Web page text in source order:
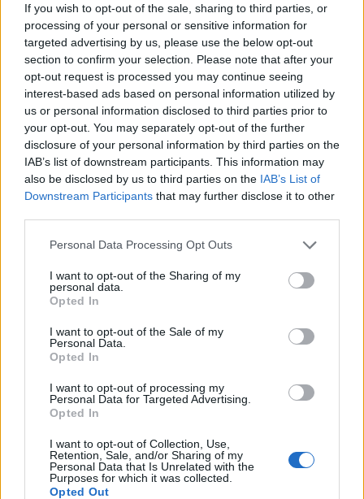
If you wish to opt-out of the sale, sharing to third parties, or
processing of your personal or sensitive information for
targeted advertising by us, please use the below opt-out
section to confirm your selection. Please note that after your
opt-out request is processed you may continue seeing
interest-based ads based on personal information utilized by
us or personal information disclosed to third parties prior to
your opt-out. You may separately opt-out of the further
disclosure of your personal information by third parties on the
IAB’s list of downstream participants. This information may
also be disclosed by us to third parties on the IAB’s List of
Downstream Participants that may further disclose it to other
Personal Data Processing Opt Outs
I want to opt-out of the Sharing of my
personal data.
Opted In
I want to opt-out of the Sale of my
Personal Data.
Opted In
I want to opt-out of processing my
Personal Data for Targeted Advertising.
Opted In
I want to opt-out of Collection, Use,
Retention, Sale, and/or Sharing of my
Personal Data that Is Unrelated with the
Purposes for which it was collected.
Opted Out
La 16.9. Ilves – HPK
La 16.9. Jukurit – JYP
La 16.9. KooKoo – SaiPa
La 16.9. Lukko – HIFK
La 16.9. Pelicans – Kärpät
La 16.9. TPS – Sport
La 16.9. Ässät – KalPa
Liigan runkosarjan koko otteluohjelmaan TÄSTÄ!
Matthew Tkachuk pelasi
pahasti loukkaantuneena –
Kekäläinen antoi ylennyksen –
maalivahtivalmentajaksi